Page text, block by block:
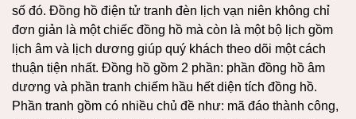
số đó. Đồng hồ điện tử tranh đèn lịch vạn niên không chỉ
đơn giản là một chiếc đồng hồ mà còn là một bộ lịch gồm
lịch âm và lịch dương giúp quý khách theo dõi một cách
thuận tiện nhất. Đồng hồ gồm 2 phần: phần đồng hồ âm
dương và phần tranh chiếm hầu hết diện tích đồng hồ.
Phần tranh gồm có nhiều chủ đề như: mã đáo thành công,